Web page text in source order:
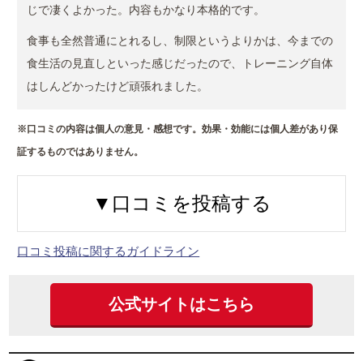
じで凄くよかった。内容もかなり本格的です。
食事も全然普通にとれるし、制限というよりかは、今までの
食生活の見直しといった感じだったので、トレーニング自体
はしんどかったけど頑張れました。
※口コミの内容は個人の意見・感想です。効果・効能には個人差があり保
証するものではありません。
▼口コミを投稿する
口コミ投稿に関するガイドライン
公式サイトはこちら